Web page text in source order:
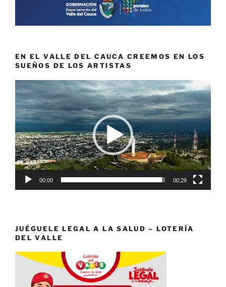
EN EL VALLE DEL CAUCA CREEMOS EN LOS
SUEÑOS DE LOS ARTISTAS
Reproductor
de
vídeo
00:00 00:29
JUÉGUELE LEGAL A LA SALUD – LOTERÍA
DEL VALLE